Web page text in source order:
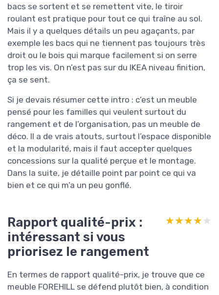
bacs se sortent et se remettent vite, le tiroir
roulant est pratique pour tout ce qui traîne au sol.
Mais il y a quelques détails un peu agaçants, par
exemple les bacs qui ne tiennent pas toujours très
droit ou le bois qui marque facilement si on serre
trop les vis. On n’est pas sur du IKEA niveau finition,
ça se sent.
Si je devais résumer cette intro : c’est un meuble
pensé pour les familles qui veulent surtout du
rangement et de l’organisation, pas un meuble de
déco. Il a de vrais atouts, surtout l’espace disponible
et la modularité, mais il faut accepter quelques
concessions sur la qualité perçue et le montage.
Dans la suite, je détaille point par point ce qui va
bien et ce qui m’a un peu gonflé.
Rapport qualité-prix :
intéressant si vous
priorisez le rangement
★★★★★
★★★★★
En termes de rapport qualité-prix, je trouve que ce
meuble FOREHILL se défend plutôt bien, à condition